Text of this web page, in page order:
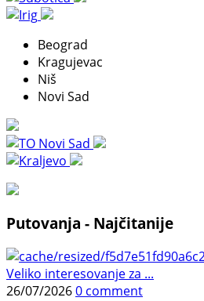
Beograd
Kragujevac
Niš
Novi Sad
Putovanja - Najčitanije
Veliko interesovanje za ...
26/07/20260 comment